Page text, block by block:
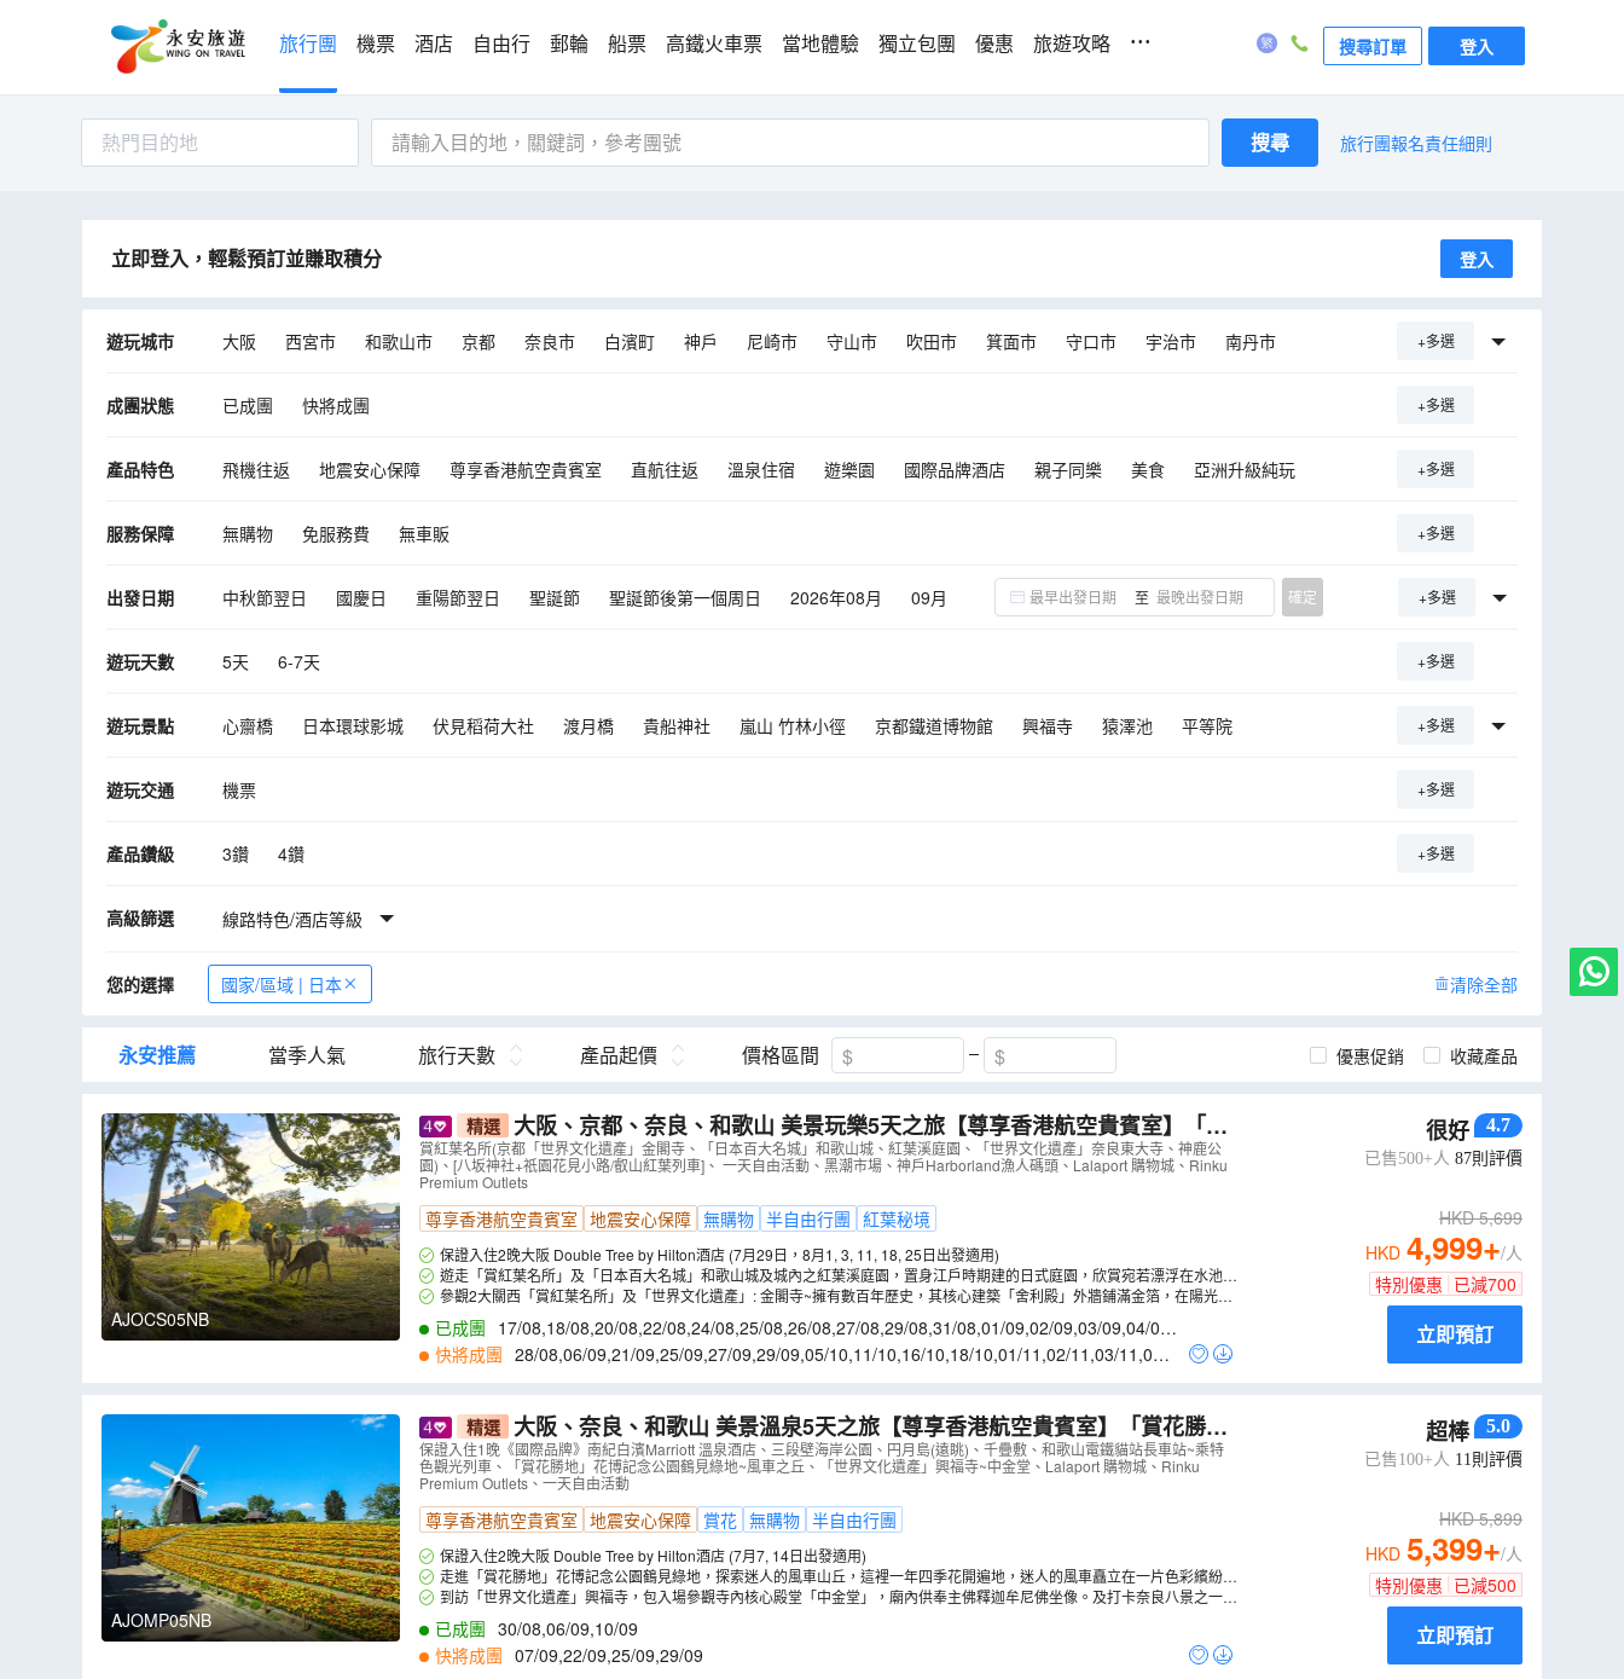
旅行團 機票 酒店 自由行 郵輪 船票 高鐵火車票 當地體驗 獨立包團 優惠 旅遊攻略 ... 搜尋訂單 登入
熱門目的地 搜尋 旅行團報名責任細則
立即登入，輕鬆預訂並賺取積分 登入
遊玩城市 大阪 西宮市 和歌山市 京都 奈良市 白濱町 神戶 尼崎市 守山市 吹田市 箕面市 守口市 宇治市
南丹市
福井市
高岡市
+多選
成團狀態 已成團 快將成團 +多選
產品特色 飛機往返 地震安心保障 尊享香港航空貴賓室 直航往返 溫泉住宿 遊樂園 國際品牌酒店 親子同樂 美食
亞洲升級純玩
+多選
服務保障 無購物 免服務費 無車販 +多選
出發日期 中秋節翌日 國慶日 重陽節翌日 聖誕節 聖誕節後第一個周日 2026年08月
09月
至 確定 +多選
遊玩天數 5天 6-7天 +多選
遊玩景點 心齋橋 日本環球影城 伏見稻荷大社 渡月橋 貴船神社 嵐山 竹林小徑 京都鐵道博物館 興福寺 猿澤池
平等院
菊正宗酒造紀念館
Kushimoto Marine Park Undersea Tower
宇治風景區
和歌山電鐵貓站長車站
+多選
遊玩交通 機票 +多選
產品鑽級 3鑽 4鑽 +多選
高級篩選 線路特色/酒店等級
您的選擇 國家/區域 | 日本 清除全部
永安推薦 當季人氣 旅行天數 產品起價 價格區間 優惠促銷 收藏產品
AJOCS05NB
精選 大阪、京都、奈良、和歌山 美景玩樂5天之旅【尊享香港航空貴賓室】「世
界文化遺產」金閣寺、八坂神社、祇園花見小路、「日本百大名城」和歌山城、紅葉
溪庭園、「世界文化遺產」奈良東大寺、神鹿公園、一天自由活動（AJOCS05NB）
賞紅葉名所(京都「世界文化遺產」金閣寺、「日本百大名城」和歌山城、紅葉溪庭園、「世界文化遺產」奈良東大寺、神鹿公
園)、[八坂神社+祇園花見小路/叡山紅葉列車]、 一天自由活動、黑潮市場、神戶Harborland漁人碼頭、Lalaport 購物城、Rinku
Premium Outlets
尊享香港航空貴賓室 地震安心保障 無購物 半自由行團 紅葉秘境
保證入住2晚大阪 Double Tree by Hilton酒店 (7月29日，8月1, 3, 11, 18, 25日出發適用)
遊走「賞紅葉名所」及「日本百大名城」和歌山城及城內之紅葉溪庭園，置身江戶時期建的日式庭園，欣賞宛若漂浮在水池上
的鳶魚閣、水池中央的御舟石等庭園造景，讓人著迷。特別是在秋天的紅葉季節，更可以欣賞到楓葉倒映在池中的夢幻景色。
參觀2大關西「賞紅葉名所」及「世界文化遺產」: 金閣寺~擁有數百年歷史，其核心建築「舍利殿」外牆鋪滿金箔，在陽光下
與前方「鏡湖池」的紅葉倒影交相輝映，是日本京都最著名且最具代表性的禪宗寺廟之一。東大寺~建有全日本最大的古銅大
佛，而佛殿更是全世界最大的木造建築物；隔著大佛池遠望過去，大佛殿在樹叢間若隱若現。加上可愛的小鹿與紅葉，是秋天限
定的特別風景。
已成團 17/08,18/08,20/08,22/08,24/08,25/08,26/08,27/08,29/08,31/08,01/09,02/09,03/09,04/09,
05/09,07/09 ,08/09 ,09/09 ,11/09 ,12/09
快將成團 28/08,06/09,21/09,25/09,27/09,29/09,05/10,11/10,16/10,18/10,01/11 ,02/11 ,03/11 ,04/1
很好 4.7
已售500+人 87則評價
HKD5,699
HKD 4,999+/人
特別優惠 已減700
立即預訂
AJOMP05NB
精選 大阪、奈良、和歌山 美景溫泉5天之旅【尊享香港航空貴賓室】「賞花勝
地」花博記念公園鶴見綠地~風車之丘、「世界文化遺產」興福寺~中金堂、保證入住
1晚《國際品牌》南紀白濱Marriott 溫泉酒店（AJOMP05NB）
保證入住1晚《國際品牌》南紀白濱Marriott 溫泉酒店、三段壁海岸公園、円月島(遠眺)、千疊敷、和歌山電鐵貓站長車站~乘特
色觀光列車、「賞花勝地」花博記念公園鶴見綠地~風車之丘、「世界文化遺產」興福寺~中金堂、Lalaport 購物城、Rinku
Premium Outlets、一天自由活動
尊享香港航空貴賓室 地震安心保障 賞花 無購物 半自由行團
保證入住2晚大阪 Double Tree by Hilton酒店 (7月7, 14日出發適用)
走進「賞花勝地」花博記念公園鶴見綠地，探索迷人的風車山丘，這裡一年四季花開遍地，迷人的風車矗立在一片色彩繽紛的
花海中。歐陸式田園詩般的環境為您的打卡照提供了完美的背景，還給您放鬆的氛圍，讓微風和色彩繽紛的花朵帶您進入一個平
和與美麗的世界。(註3)
到訪「世界文化遺產」興福寺，包入場參觀寺內核心殿堂「中金堂」，廟內供奉主佛釋迦牟尼佛坐像。及打卡奈良八景之一的
猿澤池，一睹五層塔倒映在水中，與周圍的柳樹相映成趣的畫面。
已成團 30/08,06/09,10/09
快將成團 07/09,22/09,25/09,29/09
超棒 5.0
已售100+人 11則評價
HKD5,899
HKD 5,399+/人
特別優惠 已減500
立即預訂